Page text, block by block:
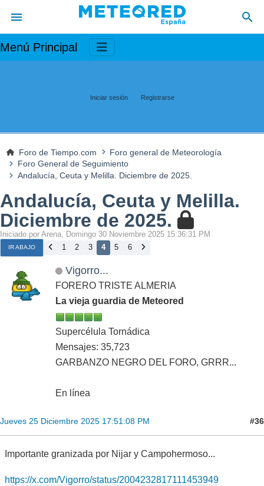
Menú Principal
Iniciar sesión Registrarse
Foro de Tiempo.com
Foro general de Meteorología
Foro General de Seguimiento
Andalucía, Ceuta y Melilla. Diciembre de 2025.
Andalucía, Ceuta y Melilla.
Diciembre de 2025.
Iniciado por Arena, Domingo 30 Noviembre 2025 15:36:31 PM
IR ABAJO 1 2 3 4 5 6
Vigorro...
FORERO TRISTE ALMERIA
La vieja guardia de Meteored
Supercélula Tornádica
Mensajes: 35,723
GARBANZO NEGRO DEL FORO, GRRR...
En línea
Jueves 25 Diciembre 2025 17:51:08 PM #36
Importante granizada por Nijar y Campohermoso...
https://x.com/Vigorro/status/2004232817111453949